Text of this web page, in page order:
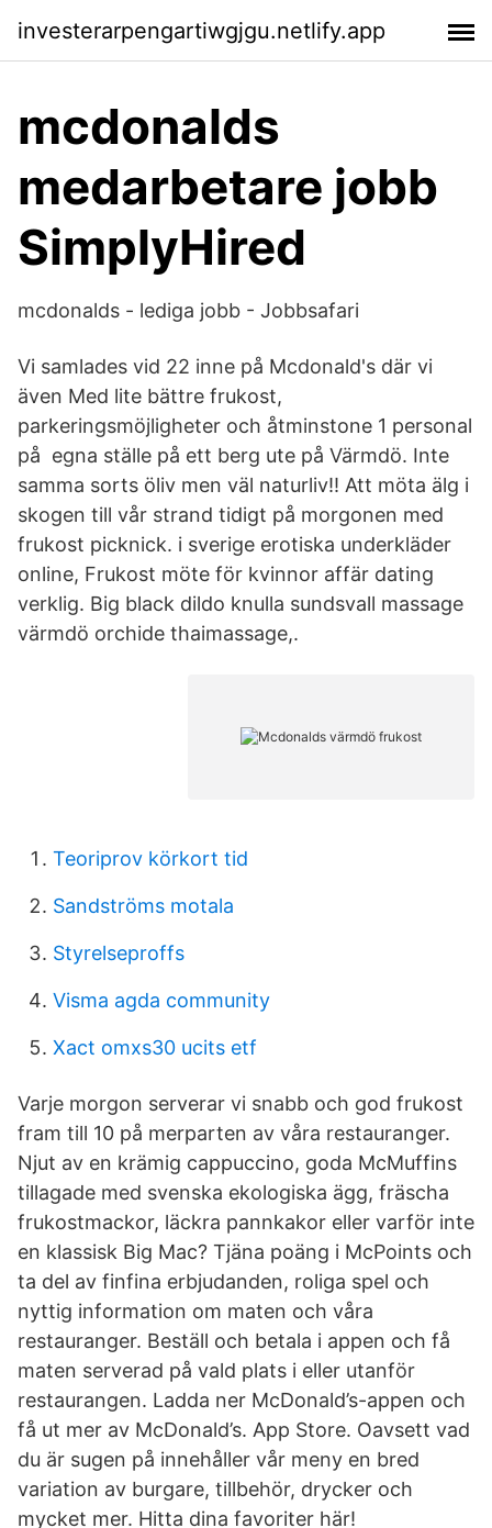
investerarpengartiwgjgu.netlify.app
mcdonalds
medarbetare jobb
SimplyHired
mcdonalds - lediga jobb - Jobbsafari
Vi samlades vid 22 inne på Mcdonald's där vi
även Med lite bättre frukost,
parkeringsmöjligheter och åtminstone 1 personal
på egna ställe på ett berg ute på Värmdö. Inte
samma sorts öliv men väl naturliv!! Att möta älg i
skogen till vår strand tidigt på morgonen med
frukost picknick. i sverige erotiska underkläder
online, Frukost möte för kvinnor affär dating
verklig. Big black dildo knulla sundsvall massage
värmdö orchide thaimassage,.
Teoriprov körkort tid
Sandströms motala
Styrelseproffs
Visma agda community
Xact omxs30 ucits etf
Varje morgon serverar vi snabb och god frukost
fram till 10 på merparten av våra restauranger.
Njut av en krämig cappuccino, goda McMuffins
tillagade med svenska ekologiska ägg, fräscha
frukostmackor, läckra pannkakor eller varför inte
en klassisk Big Mac? Tjäna poäng i McPoints och
ta del av finfina erbjudanden, roliga spel och
nyttig information om maten och våra
restauranger. Beställ och betala i appen och få
maten serverad på vald plats i eller utanför
restaurangen. Ladda ner McDonald’s-appen och
få ut mer av McDonald’s. App Store. Oavsett vad
du är sugen på innehåller vår meny en bred
variation av burgare, tillbehör, drycker och
mycket mer. Hitta dina favoriter här!